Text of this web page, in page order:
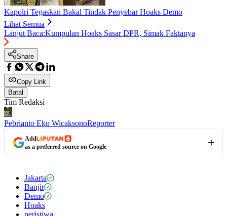
Kapolri Tegaskan Bakal Tindak Penyebar Hoaks Demo
Lihat Semua
Lanjut Baca:Kumpulan Hoaks Sasar DPR, Simak Faktanya
Share
Copy Link
Batal
Tim Redaksi
Pebrianto Eko WicaksonoReporter
Add
as a preferred source on Google
Jakarta
Banjir
Demo
Hoaks
peristiwa